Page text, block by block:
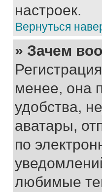
настроек.
Вернуться
» Зачем
менее, она
удобства,
аватары,
по
любимые